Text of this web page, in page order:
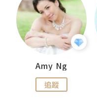
Amy Ng
追蹤